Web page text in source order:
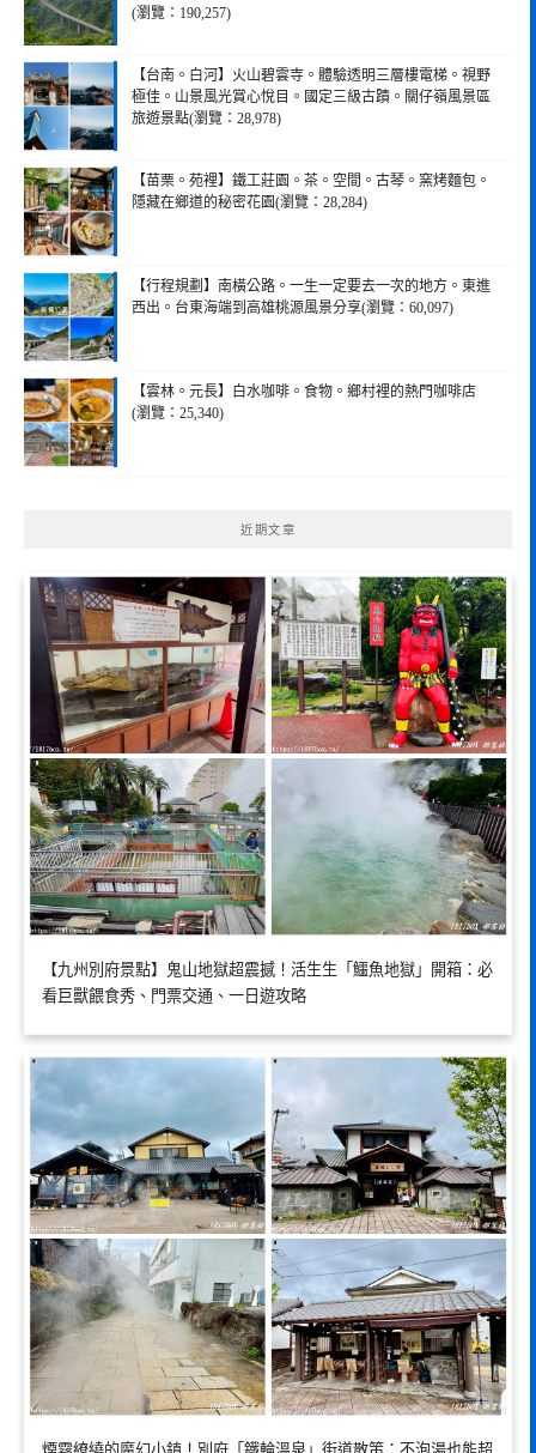
(瀏覽：190,257)
【台南。白河】火山碧雲寺。體驗透明三層樓電梯。視野
極佳。山景風光賞心悅目。國定三級古蹟。關仔嶺風景區
旅遊景點(瀏覽：28,978)
【苗栗。苑裡】鐵工莊園。茶。空間。古琴。窯烤麵包。
隱藏在鄉道的秘密花園(瀏覽：28,284)
【行程規劃】南橫公路。一生一定要去一次的地方。東進
西出。台東海端到高雄桃源風景分享(瀏覽：60,097)
【雲林。元長】白水咖啡。食物。鄉村裡的熱門咖啡店
(瀏覽：25,340)
近期文章
【九州別府景點】鬼山地獄超震撼！活生生「鱷魚地獄」開箱：必
看巨獸餵食秀、門票交通、一日遊攻略